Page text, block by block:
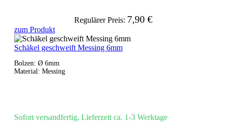
Regulärer Preis: 7,90 €
zum Produkt
Schäkel geschweift Messing 6mm
Bolzen: Ø 6mm
Material: Messing
Sofort versandfertig, Lieferzeit ca. 1-3 Werktage